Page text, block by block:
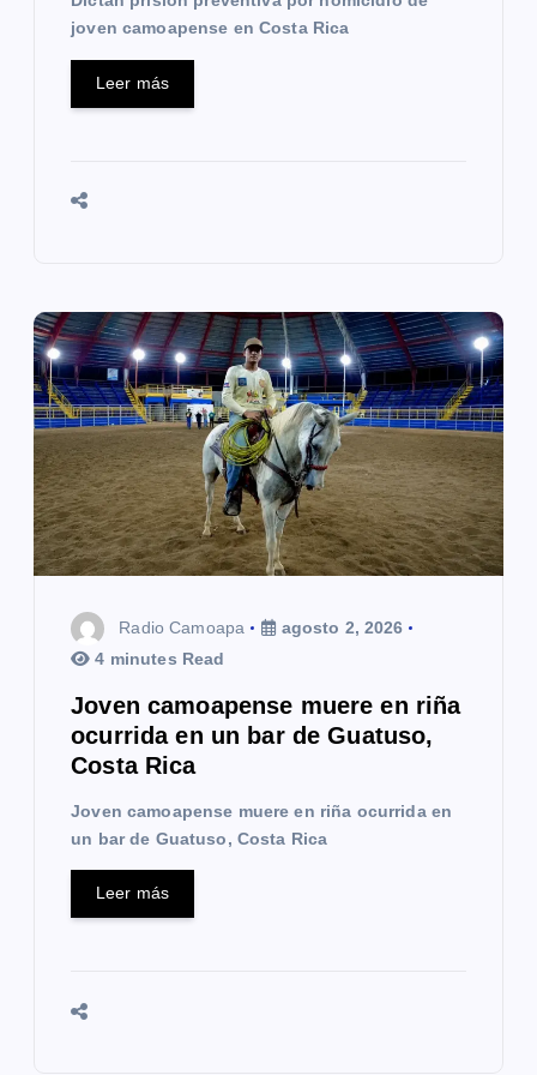
joven camoapense en Costa Rica
Leer más
Radio Camoapa
agosto 2, 2026
4 minutes Read
Joven camoapense muere en riña
ocurrida en un bar de Guatuso,
Costa Rica
Joven camoapense muere en riña ocurrida en
un bar de Guatuso, Costa Rica
Leer más